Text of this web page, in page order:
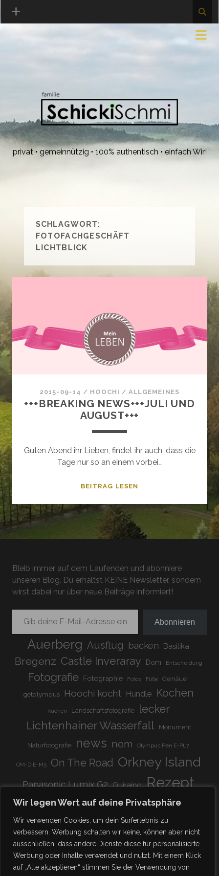
Wir legen Wert auf deine Privatsphäre
Wir verwenden Cookies, um dein Surferlebnis zu
verbessern. Werbung schalten wir keine, können aber nicht
ausschließen, dass andere Dienste diese für personalisierte
Werbung oder Inhalte verwendet und nutzt. Mit einem Klick
auf „Alle akzeptieren“ stimmen Sie der Verwendung von
privat • gemeinnützig • 100% authentisch • einfach Wir!
SCHLAGWORT:
FOTOFACHGESCHÄFT
LICHTBLICK
2015-09-14 / HOOCHI /ALLGEMEINES
+++BREAKING NEWS+++JULI UND
AUGUST+++
Guten Abend ihr Lieben, findet ihr auch, dass die
Tage nur so an einem vorbei…
BEITRAG LESEN
Bleib immer auf dem Laufenden und abonniere
unseren Blog. Du erhältst KEINE Newsletter, sondern
wirst dabei nur über neue Beiträge informiert!
Gib deine E-Mail-Adresse ein ...
Abonnieren
Auerberg Ausflug backen Basilika
Bregenz Castle Inveraray Dom Entscheidung
Fotografie Fotographie Fotos Füße Gemäuer
getolympus Hoochi kocht Hündle Kochen
Kuchen Landschaftsfotografie lecker
Lichtenhainer Wasserfall Monument
Naturfotografie news nom Olympus Pen E-PL7
OM-D E-M5 On The Road Orkney Island
Panasonic Lumix G2 Quiraing Rezept
Rundreise schnell & einfach Scotland
Stadion super lecker Systemkamera
vegetarisch Viadukt weitnau woooohoooo!!!!
zu Hause ♥